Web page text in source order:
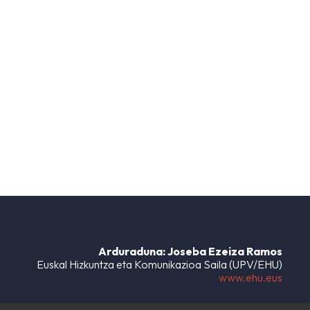
Arduraduna: Joseba Ezeiza Ramos
Euskal Hizkuntza eta Komunikazioa Saila (UPV/EHU)
www.ehu.eus